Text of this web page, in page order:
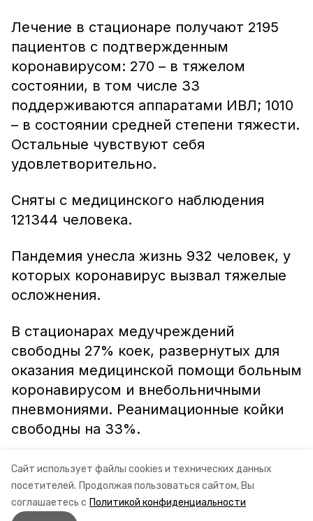
Сайт использует файлы cookies и технических данных
посетителей. Продолжая пользоваться сайтом, Вы
соглашаетесь с Политикой конфиденциальности
Лечение в стационаре получают 2195
пациентов с подтвержденным
коронавирусом: 270 – в тяжелом
состоянии, в том числе 33
поддерживаются аппаратами ИВЛ; 1010
– в состоянии средней степени тяжести.
Остальные чувствуют себя
удовлетворительно.
Сняты с медицинского наблюдения
121344 человека.
Пандемия унесла жизнь 932 человек, у
которых коронавирус вызвал тяжелые
осложнения.
В стационарах медучреждений
свободны 27% коек, развернутых для
оказания медицинской помощи больным
коронавирусом и внебольничными
пневмониями. Реанимационные койки
свободны на 33%.
Информация: Министерство здравоохранения
Ставропольского края